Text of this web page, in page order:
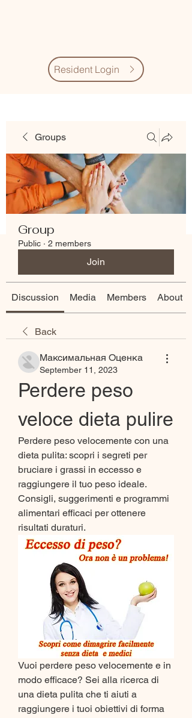
Resident Login
Groups
Group
Public · 2 members
Join
Discussion Media Members About
Back
Максимальная Оценка
September 11, 2023
Perdere peso
veloce dieta pulire
Perdere peso velocemente con una
dieta pulita: scopri i segreti per
bruciare i grassi in eccesso e
raggiungere il tuo peso ideale.
Consigli, suggerimenti e programmi
alimentari efficaci per ottenere
risultati duraturi.
Vuoi perdere peso velocemente e in
modo efficace? Sei alla ricerca di
una dieta pulita che ti aiuti a
raggiungere i tuoi obiettivi di forma